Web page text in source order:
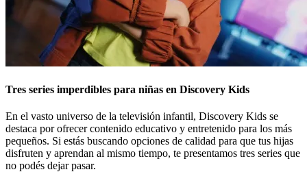
Tres series imperdibles para niñas en Discovery Kids
En el vasto universo de la televisión infantil, Discovery Kids se
destaca por ofrecer contenido educativo y entretenido para los más
pequeños. Si estás buscando opciones de calidad para que tus hijas
disfruten y aprendan al mismo tiempo, te presentamos tres series que
no podés dejar pasar.